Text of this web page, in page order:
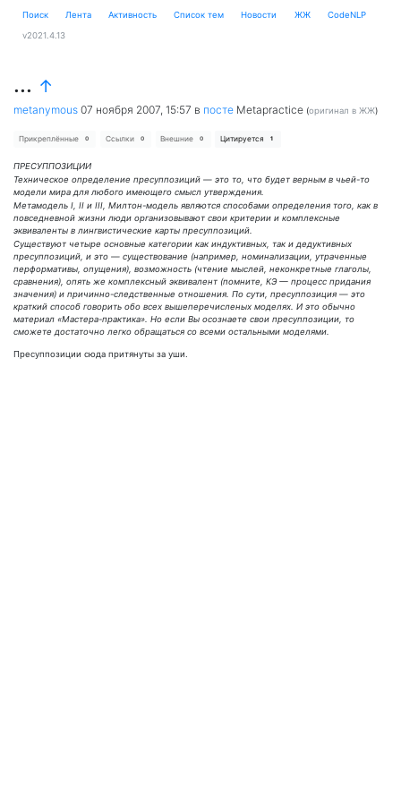
Поиск Лента Активность Cписок тем Новости ЖЖ CodeNLP
v2021.4.13
... ↑
metanymous 07 ноября 2007, 15:57 в посте Metapractice (оригинал в ЖЖ)
Прикреплённые 0 Ссылки 0 Внешние 0 Цитируется 1
ПРЕСУППОЗИЦИИ
Техническое определение пресуппозиций — это то, что будет верным в чьей-то
модели мира для любого имеющего смысл утверждения.
Метамодель I, II и III, Милтон-модель являются способами определения того, как в
повседневной жизни люди организовывают свои критерии и комплексные
эквиваленты в лингвистические карты пресуппозиций.
Существуют четыре основные категории как индуктивных, так и дедуктивных
пресуппозиций, и это — существование (например, номинализации, утраченные
перформативы, опущения), возможность (чтение мыслей, неконкретные глаголы,
сравнения), опять же комплексный эквивалент (помните, КЭ — процесс придания
значения) и причинно-следственные отношения. По сути, пресуппозиция — это
краткий способ говорить обо всех вышеперечисленых моделях. И это обычно
материал «Мастера-практика». Но если Вы осознаете свои пресуппозиции, то
сможете достаточно легко обращаться со всеми остальными моделями.
Пресуппозиции сюда притянуты за уши.